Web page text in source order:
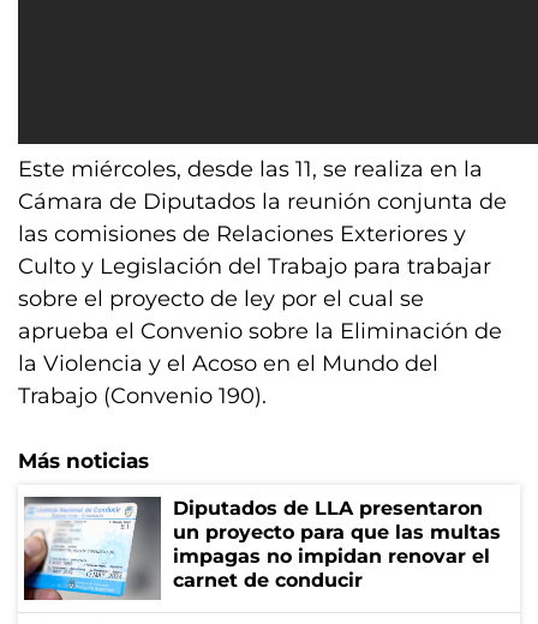
Este miércoles, desde las 11, se realiza en la
Cámara de Diputados la reunión conjunta de
las comisiones de Relaciones Exteriores y
Culto y Legislación del Trabajo para trabajar
sobre el proyecto de ley por el cual se
aprueba el Convenio sobre la Eliminación de
la Violencia y el Acoso en el Mundo del
Trabajo (Convenio 190).
Más noticias
Diputados de LLA presentaron
un proyecto para que las multas
impagas no impidan renovar el
carnet de conducir